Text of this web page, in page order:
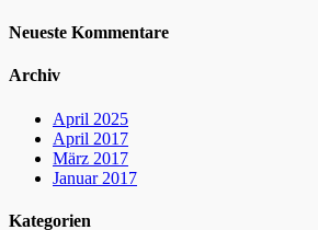
Neueste Kommentare
Archiv
April 2025
April 2017
März 2017
Januar 2017
Kategorien